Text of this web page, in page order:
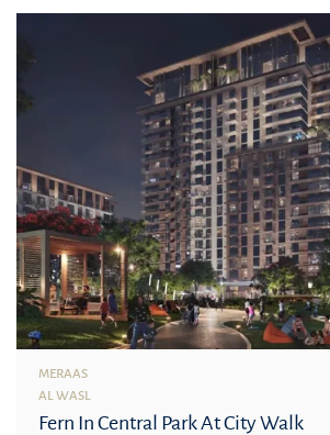
MERAAS
AL WASL
Fern In Central Park At City Walk